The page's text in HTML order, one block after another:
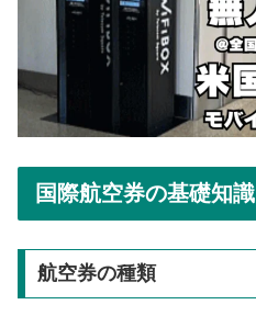
国際航空券の基礎知識
航空券の種類